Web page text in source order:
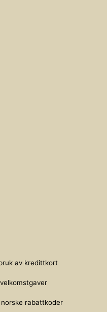
av kredittkort
rabattkoder